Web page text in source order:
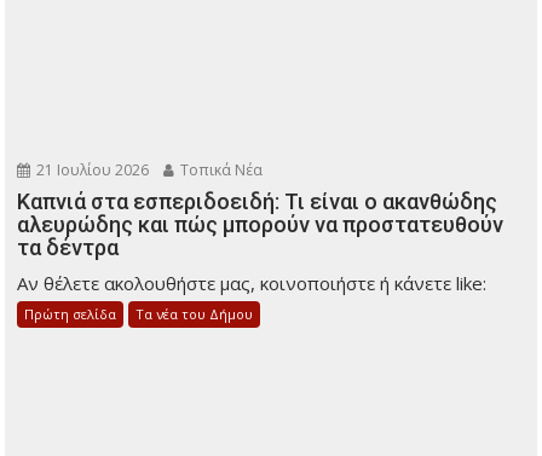
21 Ιουλίου 2026 Τοπικά Νέα
Καπνιά στα εσπεριδοειδή: Τι είναι ο ακανθώδης
αλευρώδης και πώς μπορούν να προστατευθούν
τα δέντρα
Αν θέλετε ακολουθήστε μας, κοινοποιήστε ή κάνετε like:
Πρώτη σελίδα Τα νέα του Δήμου